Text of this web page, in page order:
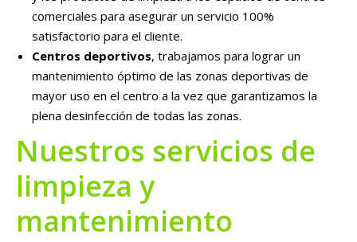
comerciales para asegurar un servicio 100%
satisfactorio para el cliente.
Centros deportivos, trabajamos para lograr un
mantenimiento óptimo de las zonas deportivas de
mayor uso en el centro a la vez que garantizamos la
plena desinfección de todas las zonas.
Nuestros servicios de
limpieza y
mantenimiento